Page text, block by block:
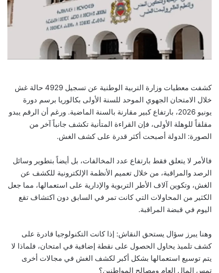
كشفت معطيات وزارة التربية الوطنية عن تسجيل 4929 حالة غش
خلال الامتحان الجهوي الموحد للسنة الأولى بكالوريا برسم دورة
يونيو 2026، بارتفاع كبير مقارنة بالسنة الماضية. ورغم أن الرقم يبدو
مقلقاً للوهلة الأولى، فإن القراءة المتأنية تكشف جانباً آخر من
الصورة: الدولة أصبحت أكثر قدرة على كشف الغش.
فالأمر لا يتعلق فقط بارتفاع عدد المخالفات، بل أيضاً بتطوير وسائل
الرصد والمراقبة، من خلال تعميم الأنظمة الإلكترونية للكشف عن
الغش، وتكوين آلاف الأطر التربوية والإدارية على استعمالها، مما جعل
الكثير من المحاولات التي كانت تمر في السابق دون اكتشاف تقع
اليوم في قبضة المراقبة.
وهنا يبرز سؤال يستحق النقاش: إذا كانت التكنولوجيا قادرة على
كشف تلميذ يحاول الحصول على نقطة إضافية في امتحان، فلماذا لا
يتم توسيع استعمالها بشكل أكبر لكشف الغش في مجالات أخرى
تمس المال العام ومصالح المواطنين؟